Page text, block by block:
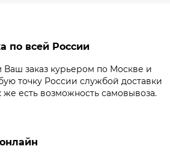
по всей России
Ваш заказ курьером по Москве и
точку России службой доставки
же есть возможность самовывоза.